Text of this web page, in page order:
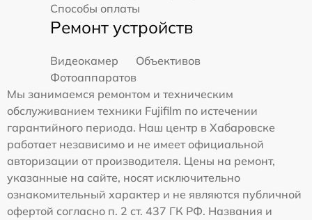
Способы оплаты
Ремонт устройств
Видеокамер
Объективов
Фотоаппаратов
Мы занимаемся ремонтом и техническим
обслуживанием техники Fujifilm по истечении
гарантийного периода. Наш центр в Хабаровске
работает независимо и не имеет официальной
авторизации от производителя. Цены на ремонт,
указанные на сайте, носят исключительно
ознакомительный характер и не являются публичной
офертой согласно п. 2 ст. 437 ГК РФ. Названия и